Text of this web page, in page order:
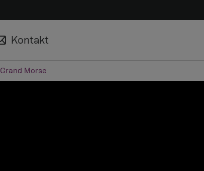
Kontakt
Grand Morse